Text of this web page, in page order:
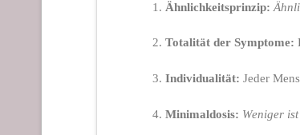
Ähnlichkeitsprinzip:
Totalität der Symptome:
Individualität: Jeder
Minimaldosis: Weniger